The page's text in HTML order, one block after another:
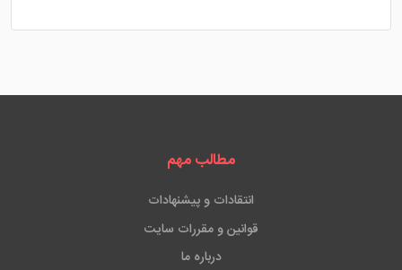
مطالب مهم
انتقادات و پیشنهادات
قوانین و مقررات سایت
درباره ما